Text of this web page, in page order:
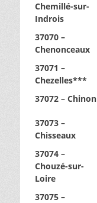
Chemillé-sur-
Indrois
37070 –
Chenonceaux
37071 –
Chezelles***
37072 – Chinon
37073 –
Chisseaux
37074 –
Chouzé-sur-
Loire
37075 –